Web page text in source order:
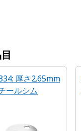
厚さ2.65mm
ールシム